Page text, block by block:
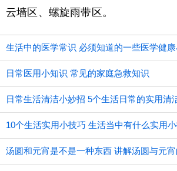
云墙区、螺旋雨带区。
生活中的医学常识 必须知道的一些医学健
日常医用小知识 常见的家庭急救知识
日常生活清洁小妙招 5个生活日常的实用清
10个生活实用小技巧 生活当中有什么实用
汤圆和元宵是不是一种东西 讲解汤圆与元宵